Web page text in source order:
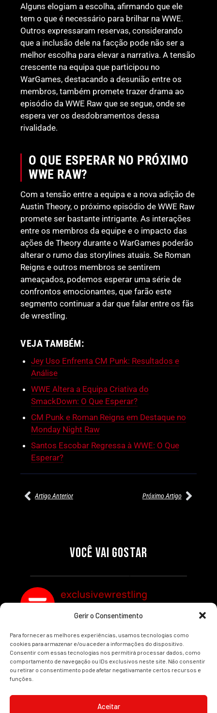
Gerir o Consentimento
Para fornecer as melhores experiências, usamos tecnologias como
cookies para armazenar e/ou aceder a informações do dispositivo.
Consentir com essas tecnologias nos permitirá processar dados, como
comportamento de navegação ou IDs exclusivos neste site. Não consentir
ou retirar o consentimento pode afetar negativamante certos recursos e
funções.
Aceitar
Alguns elogiam a escolha, afirmando que ele
tem o que é necessário para brilhar na WWE.
Outros expressaram reservas, considerando
que a inclusão dele na facção pode não ser a
melhor escolha para elevar a narrativa. A tensão
crescente na equipa que participou no
WarGames, destacando a desunião entre os
membros, também promete trazer drama ao
episódio da WWE Raw que se segue, onde se
espera ver os desdobramentos dessa
rivalidade.
O QUE ESPERAR NO PRÓXIMO
WWE RAW?
Com a tensão entre a equipa e a nova adição de
Austin Theory, o próximo episódio de WWE Raw
promete ser bastante intrigante. As interações
entre os membros da equipe e o impacto das
ações de Theory durante o WarGames poderão
alterar o rumo das storylines atuais. Se Roman
Reigns e outros membros se sentirem
ameaçados, podemos esperar uma série de
confrontos emocionantes, que farão este
segmento continuar a dar que falar entre os fãs
de wrestling.
VEJA TAMBÉM:
Jey Uso Enfrenta CM Punk: Resultados e
Análise
WWE Altera a Equipa Criativa do
SmackDown: O Que Esperar?
CM Punk e Roman Reigns em Destaque no
Monday Night Raw
Santos Escobar Regressa à WWE: O Que
Esperar?
Artigo Anterior Próximo Artigo
VOCÊ VAI GOSTAR
SEGMENTOS A NÃO PERDER
Por exclusivewrestling
MUNDIAL FEMININO NA AEW
REDEMPTION
Por exclusivewrestling
exclusivewrestling
Ver mais Artigos